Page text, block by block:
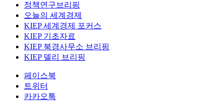
정책연구브리핑
오늘의 세계경제
KIEP 세계경제 포커스
KIEP 기초자료
KIEP 북경사무소 브리핑
KIEP 델리 브리핑
페이스북
트위터
카카오톡